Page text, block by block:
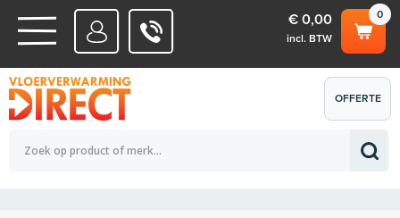
WATERSYSTEMEN
ELEKTRISCHE SYSTEMEN
0
€ 0,00
incl. BTW
Totaalbedrag (incl. BTW) € 0,00
OFFERTE
AANVRAGEN